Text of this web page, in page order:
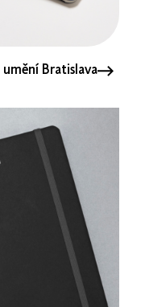
Bratislava